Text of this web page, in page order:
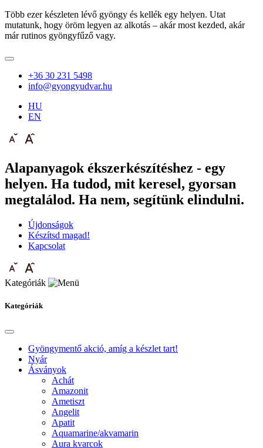
Több ezer készleten lévő gyöngy és kellék egy helyen. Utat
mutatunk, hogy öröm legyen az alkotás – akár most kezded, akár
már rutinos gyöngyfűző vagy.
+36 30 231 5498
info@gyongyudvar.hu
HU
EN
Alapanyagok ékszerkészítéshez - egy
helyen. Ha tudod, mit keresel, gyorsan
megtalálod. Ha nem, segítünk elindulni.
Újdonságok
Készítsd magad!
Kapcsolat
Kategóriák
Kategóriák
Gyöngymentő akció, amíg a készlet tart!
Nyár
Ásványok
Achát
Amazonit
Ametiszt
Angelit
Apatit
Aquamarine/akvamarin
Aura kvarcok